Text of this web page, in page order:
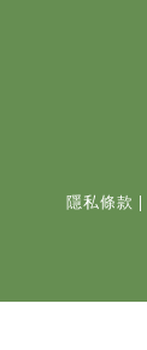
隱私條款 |